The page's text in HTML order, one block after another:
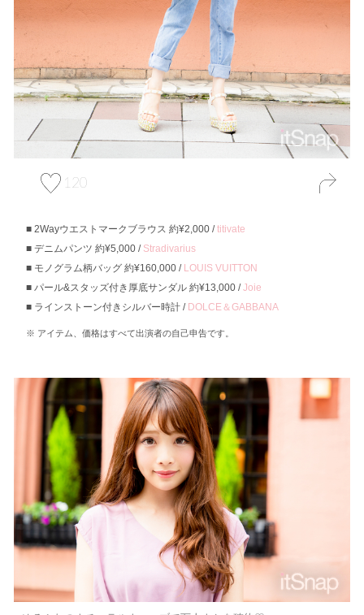
120
2Wayウエストマークブラウス 約¥2,000 /titivate
デニムパンツ 約¥5,000 / Stradivarius
モノグラム柄バッグ 約¥160,000 / LOUIS VUITTON
パール&スタッズ付き厚底サンダル 約¥13,000 /Joie
ラインストーン付きシルバー時計 / DOLCE＆GABBANA
アイテム、価格はすべて出演者の自己申告です。